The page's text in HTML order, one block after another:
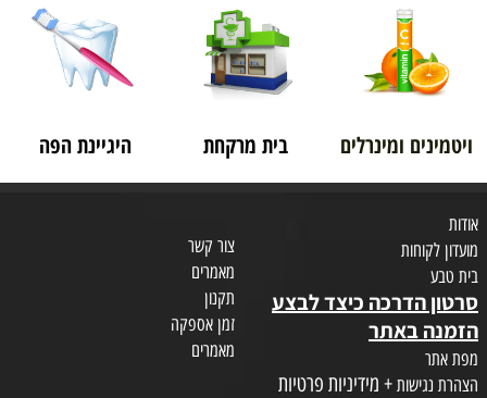
ויטמינים ומינרלים בית מרקחת היגיינת הפה
אודות
מועדון לקוחות
בית טבע
סרטון הדרכה כיצד לבצע
הזמנה באתר
מפת אתר
הצהרת נגישות + מידיניות פרטיות
צור קשר
מאמרים
תקנון
זמן אספקה
מאמרים